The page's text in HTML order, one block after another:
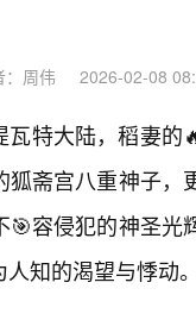
：周伟 2026-02-08
瓦特大陆，稻妻的
狐斋宫八重神子
🎯容侵犯的神圣
知的渴望与悸动